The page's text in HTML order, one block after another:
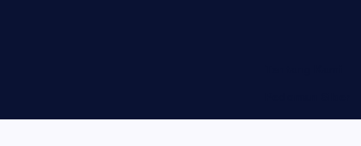
Privasi Policy